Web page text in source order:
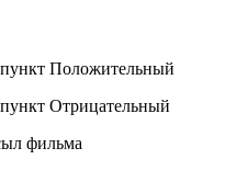
Положительный
Отрицательный
фильма